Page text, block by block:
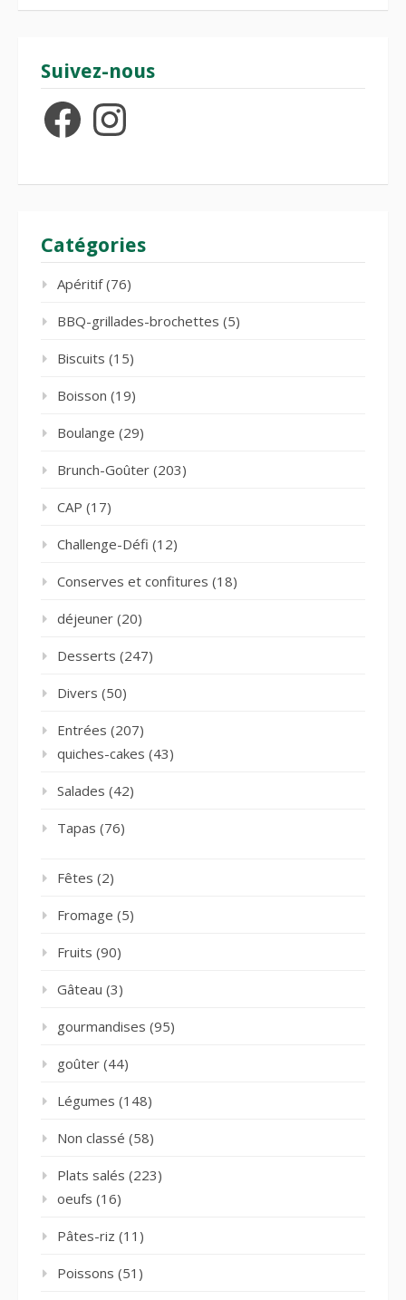
Suivez-nous
FacebookInstagram
Catégories
Apéritif(76)
BBQ-grillades-brochettes (5)
Biscuits (15)
Boisson (19)
Boulange (29)
Brunch-Goûter (203)
CAP (17)
Challenge-Défi (12)
Conserves et confitures (18)
déjeuner (20)
Desserts (247)
Divers (50)
Entrées (207)
quiches-cakes (43)
Salades (42)
Tapas (76)
Fêtes (2)
Fromage (5)
Fruits (90)
Gâteau (3)
gourmandises (95)
goûter (44)
Légumes (148)
Non classé (58)
Plats salés (223)
oeufs (16)
Pâtes-riz (11)
Poissons (51)